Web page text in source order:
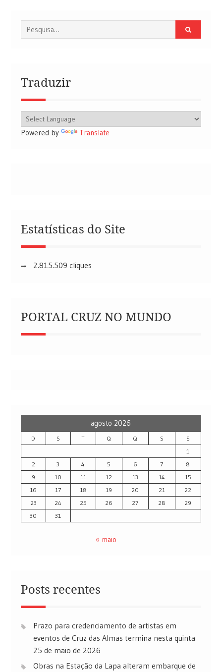
Procurar
por:
Traduzir
Powered by Translate
Estatísticas do Site
2.815.509 cliques
PORTAL CRUZ NO MUNDO
agosto 2026
D S T Q Q S
S
1
2
3 4 5 6 7
8
9
10 11 12 13 14
15
16
17 18 19 20 21
22
23
24 25 26 27 28
29
30
31
« maio
Posts recentes
Prazo para credenciamento de artistas em
eventos de Cruz das Almas termina nesta quinta
25 de maio de 2026
Obras na Estação da Lapa alteram embarque de